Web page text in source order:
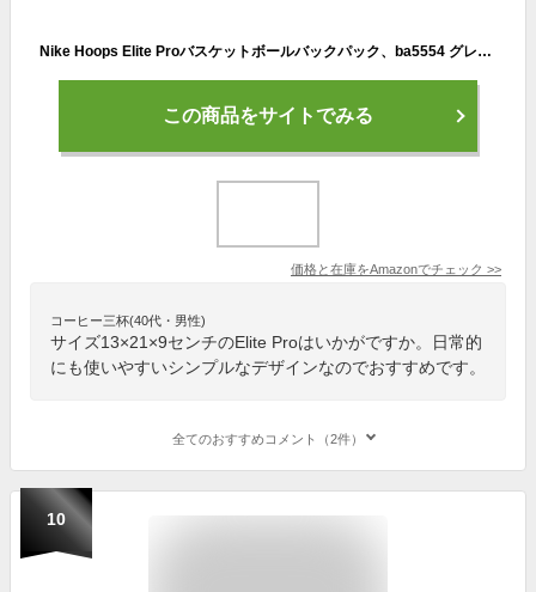
Nike Hoops Elite Proバスケットボールバックパック、ba5554 グレー BA5554-022
この商品をサイトでみる
価格と在庫をAmazonでチェック >>
コーヒー三杯(40代・男性)
サイズ13×21×9センチのElite Proはいかがですか。日常的
にも使いやすいシンプルなデザインなのでおすすめです。
全てのおすすめコメント（2件）
10